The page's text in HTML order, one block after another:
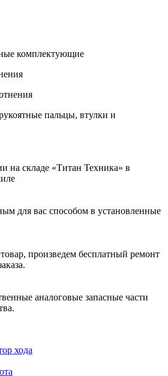
комплектующие
пальцы, втулки и
на складе «Титан Техника» в
для вас способом в установленные
произведем бесплатный ремонт
аналоговые запасные части
хода